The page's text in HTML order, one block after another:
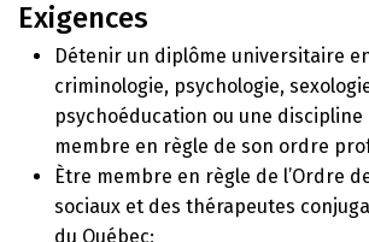
Exigences
Détenir un diplôme universitaire
criminologie, psychologie,
psychoéducation ou une
membre en règle de son ordre
Ètre membre en règle de l’Ordre
sociaux et des thérapeutes
du Québec;